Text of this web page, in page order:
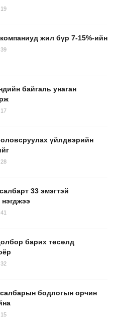
жил бүр 7-15%-ийн
байгаль унаган
үйлдвэрийн
33 эмэгтэй
барих төсөлд
бодлогын орчин